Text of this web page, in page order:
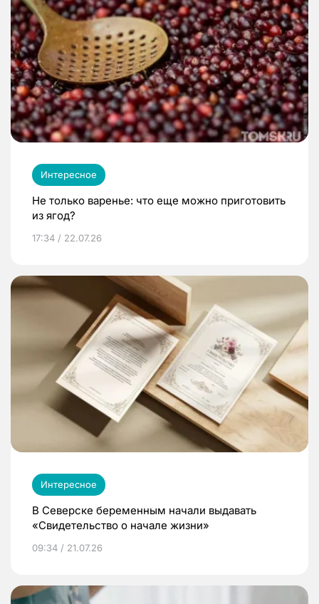
Интересное
Не только варенье: что еще можно приготовить
из ягод?
17:34 / 22.07.26
Интересное
В Северске беременным начали выдавать
«Свидетельство о начале жизни»
09:34 / 21.07.26